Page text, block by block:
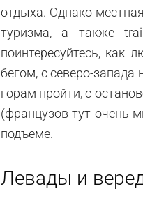
отдыха. Однако
туризма, а также
поинтересуйтесь,
бегом, с северо-запада
горам пройти, с
(французов тут очень
подъеме.
Левады и